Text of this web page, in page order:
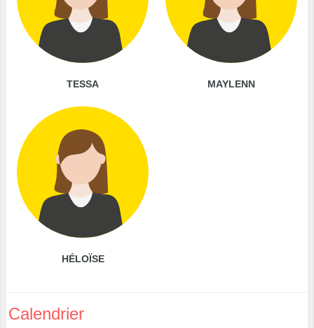
TESSA MAYLENN
HÉLOÏSE
Calendrier